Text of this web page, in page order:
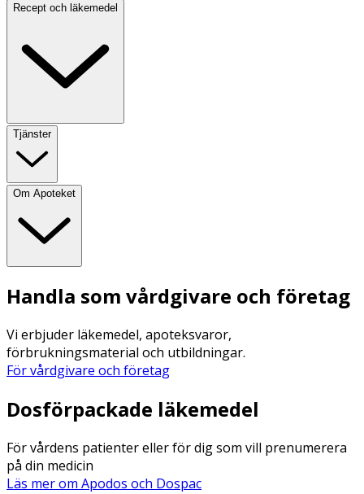
Recept och läkemedel
Tjänster
Om Apoteket
Handla som vårdgivare och företag
Vi erbjuder läkemedel, apoteksvaror,
förbrukningsmaterial och utbildningar.
För vårdgivare och företag
Dosförpackade läkemedel
För vårdens patienter eller för dig som vill prenumerera
på din medicin
Läs mer om Apodos och Dospac